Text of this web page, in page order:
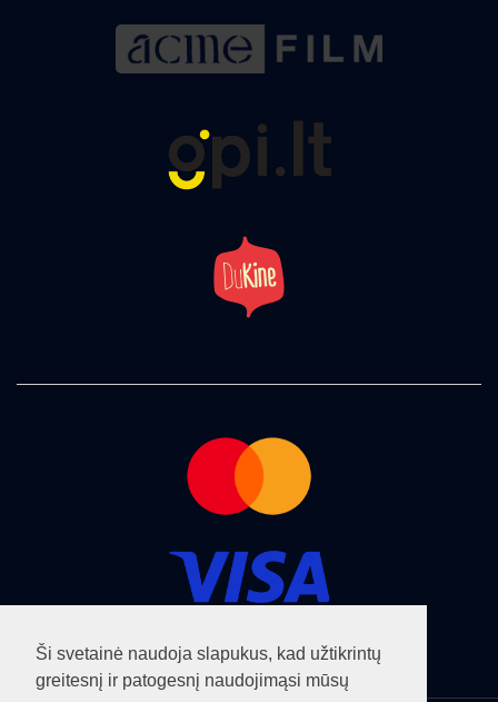
Ši svetainė naudoja slapukus, kad užtikrintų
greitesnį ir patogesnį naudojimąsi mūsų